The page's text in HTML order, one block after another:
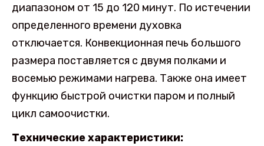
диапазоном от 15 до 120 минут. По истечении
определенного времени духовка
отключается. Конвекционная печь большого
размера поставляется с двумя полками и
восемью режимами нагрева. Также она имеет
функцию быстрой очистки паром и полный
цикл самоочистки.
Технические характеристики: